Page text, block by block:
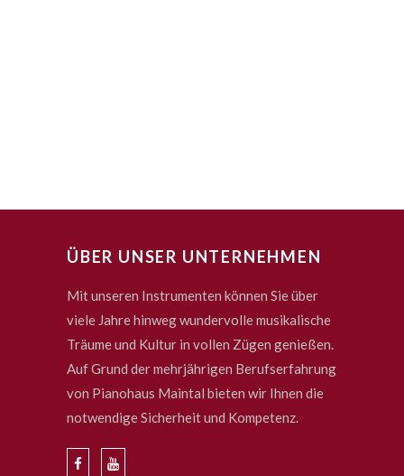
ÜBER UNSER UNTERNEHMEN
Mit unseren Instrumenten können Sie über
viele Jahre hinweg wundervolle musikalische
Träume und Kultur in vollen Zügen genießen.
Auf Grund der mehrjährigen Berufserfahrung
von Pianohaus Maintal bieten wir Ihnen die
notwendige Sicherheit und Kompetenz.